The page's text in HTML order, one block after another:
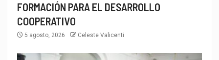
FORMACIÓN PARA EL DESARROLLO
COOPERATIVO
5 agosto, 2026 Celeste Valicenti